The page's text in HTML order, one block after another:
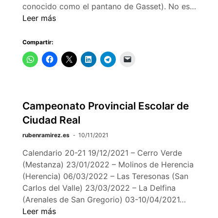
conocido como el pantano de Gasset). No es…
Leer más
Compartir:
Campeonato Provincial Escolar de
Ciudad Real
rubenramirez.es 10/11/2021
Calendario 20-21 19/12/2021 – Cerro Verde
(Mestanza) 23/01/2022 – Molinos de Herencia
(Herencia) 06/03/2022 – Las Teresonas (San
Carlos del Valle) 23/03/2022 – La Delfina
(Arenales de San Gregorio) 03-10/04/2021…
Leer más